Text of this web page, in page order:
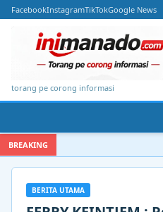
FacebookInstagramTikTokGoogle News
torang pe corong informasi
BREAKING
BERITA UTAMA